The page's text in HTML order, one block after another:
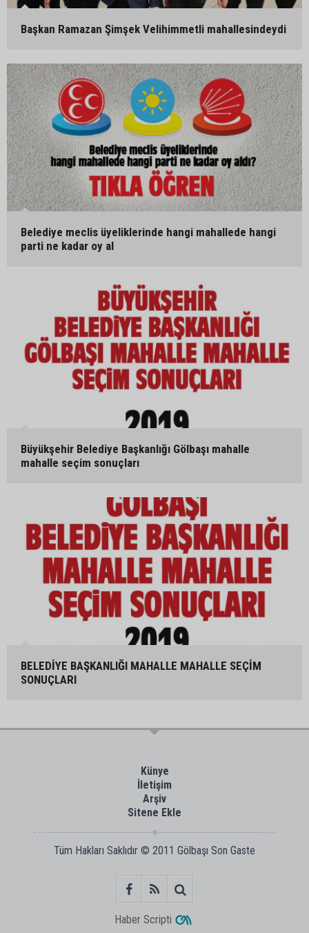
Başkan Ramazan Şimşek Velihimmetli mahallesindeydi
Belediye meclis üyeliklerinde hangi mahallede hangi
parti ne kadar oy al
Büyükşehir Belediye Başkanlığı Gölbaşı mahalle
mahalle seçim sonuçları
BELEDİYE BAŞKANLIĞI MAHALLE MAHALLE SEÇİM
SONUÇLARI
Künye
İletişim
Arşiv
Sitene Ekle
Tüm Hakları Saklıdır © 2011 Gölbaşı Son Gaste
Haber Scripti